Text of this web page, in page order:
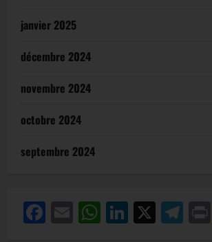
janvier 2025
décembre 2024
novembre 2024
octobre 2024
septembre 2024
Facebook
EmailWhatsApp
X